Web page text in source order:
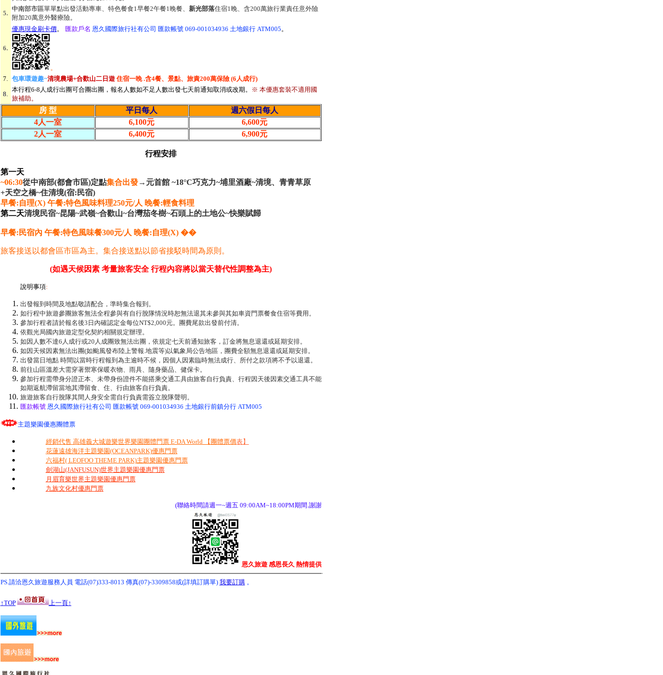
5.
中南部市區單單點出發活動專車、特色餐食1早餐2午餐1晚餐、 新光部落住宿1晚、含200萬旅行業責任意外險
附加20萬意外醫療險。
6.
優惠現金刷卡價。 匯款戶名 恩久國際旅行社有公司 匯款帳號 069-001034936 土地銀行 ATM005。
。
7. 包車環遊趣~清境農場+合歡山二日遊 住宿一晚 .含4餐、景點、旅責200萬保險 (6人成行)
8.
本行程6-8人成行出團可合團出團，報名人數如不足人數出發七天前通知取消或改期。
※ 本優惠套裝不適用國
旅補助。
房 型 平日每人
週六假日每人
4人一室
6,100元
6,600元
2人一室
6,400元 6,900元
行程安排
第一天
~06:30從中南部(都會市區)定點集合出發→ 元首館 ~18°C巧克力~埔里酒廠~清境、青青草原
+天空之橋~住清境(宿:民宿)
早餐:自理(X) 午餐:特色風味料理250元/人 晚餐:輕食料理
第二天清境民宿~昆陽~武嶺~合歡山~台灣茄冬樹~石頭上的土地公~快樂賦歸
早餐:民宿內 午餐:特色風味餐300元/人 晚餐:自理(X) ��
旅客接送以都會區市區為主。集合接送點以節省接駁時間為原則。
(如遇天候因素 考量旅客安全 行程內容將以當天替代性調整為主)
說明事項:
出發報到時間及地點敬請配合，準時集合報到。
如行程中旅遊參團旅客無法全程參與有自行脫隊情況時恕無法退其未參與其如車資門票餐食住宿等費用。
參加行程者請於報名後3日內確認定金每位NT$2,000元。團費尾款出發前付清。
依觀光局國內旅遊定型化契約相關規定辦理。
如因人數不達6人成行或20人成團致無法出團，依規定七天前通知旅客，訂金將無息退還或延期安排。
如因天候因素無法出團(如颱風發布陸上警報.地震等)以氣象局公告地區，團費全額無息退還或延期安排。
出發當日地點 時間以當時行程報到為主逾時不候，因個人因素臨時無法成行、所付之款項將不予以退還。
前往山區溫差大需穿著禦寒保暖衣物、雨具、隨身藥品、健保卡。
參加行程需帶身分證正本、未帶身份證件不能搭乘交通工具由旅客自行負責、行程因天後因素交通工具不能
如期返航滯留當地其滯留食、住、行由旅客自行負責。
旅遊旅客自行脫隊其間人身安全需自行負責需簽立脫隊聲明。
匯款帳號 恩久國際旅行社有公司 匯款帳號 069-001034936 土地銀行前鎮分行 ATM005
主題樂園優惠團體票
經銷代售 高雄義大城遊樂世界樂園團體門票 E-DA World 【團體票價表】
花蓮遠雄海洋主題樂園(OCEANPARK)優惠門票
六福村( LEOFOO THEME PARK)主題樂園優惠門票
劍湖山(JANFUSUN)世界主題樂園優惠門票
月眉育樂世界主題樂園優惠門票
九族文化村優惠門票
(聯絡時間請週一~週五 09:00AM~18:00PM期間.謝謝
恩久旅遊 感恩長久 熱情提供
PS.請洽恩久旅遊服務人員 電話(07)333-8013 傳真(07)-3309858或(詳填訂購單) 我要訂購。
↑TOP 上一頁↑